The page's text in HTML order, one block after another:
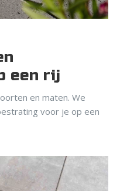
een rij
en maten. We
voor je op een